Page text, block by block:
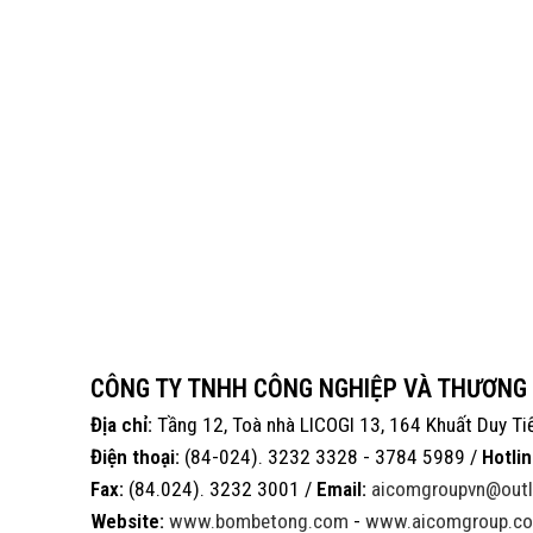
CÔNG TY TNHH CÔNG NGHIỆP VÀ
Địa chỉ: Tầng 12, Toà nhà LICOGI 13, 164 Khuất Duy
Điện thoại: (84-024). 3232 3328 - 3784 5989 /
Fax: (84.024). 3232 3001 / Email:
Website: www.bombetong.com -